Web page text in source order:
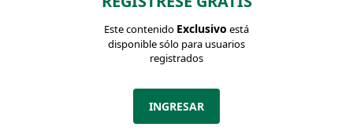
5
Embrion
Lavalleja
Este contenido Exclusivo está
disponible sólo para usuarios
registrados
INGRESAR